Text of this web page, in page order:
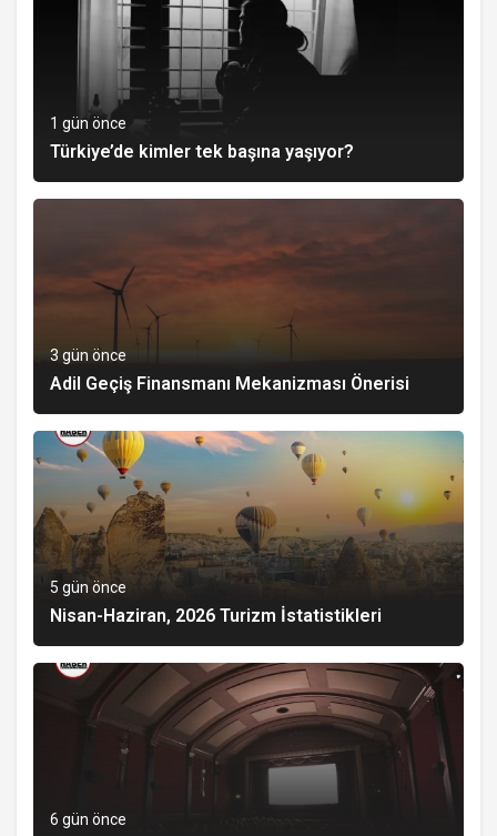
1 gün önce
Türkiye’de kimler tek başına yaşıyor?
3 gün önce
Adil Geçiş Finansmanı Mekanizması Önerisi
5 gün önce
Nisan-Haziran, 2026 Turizm İstatistikleri
6 gün önce